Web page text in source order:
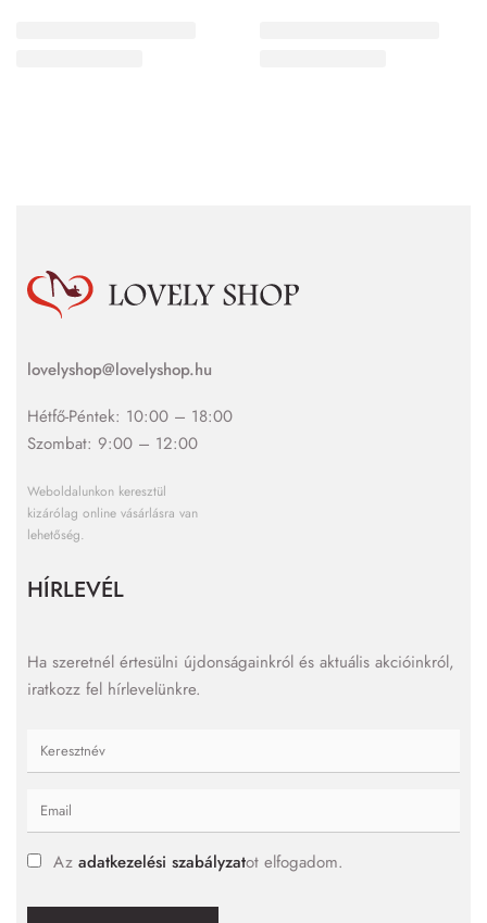
lovelyshop@lovelyshop.hu
Hétfő-Péntek: 10:00 – 18:00
Szombat: 9:00 – 12:00
Weboldalunkon keresztül
kizárólag online vásárlásra van
lehetőség.
HÍRLEVÉL
Ha szeretnél értesülni újdonságainkról és aktuális akcióinkról,
iratkozz fel hírlevelünkre.
Az adatkezelési szabályzatot elfogadom.